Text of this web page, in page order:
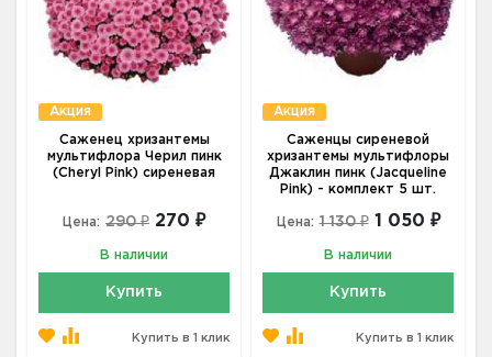
Акция
Саженец хризантемы
мультифлора Черил пинк
(Cheryl Pink) сиреневая
Цена: 290 ₽ 270 ₽
В наличии
Купить
Купить в 1 клик
Акция
Саженцы сиреневой
хризантемы мультифлоры
Джаклин пинк (Jacqueline
Pink) - комплект 5 шт.
Цена: 1 130 ₽ 1 050 ₽
В наличии
Купить
Купить в 1 клик